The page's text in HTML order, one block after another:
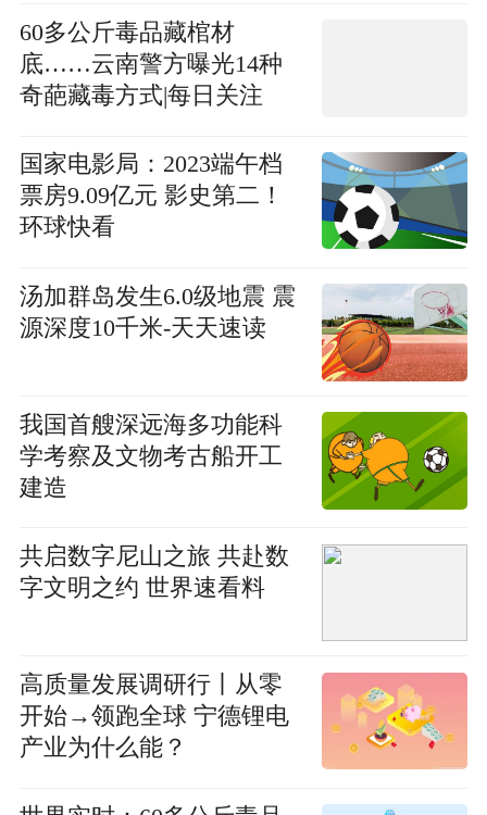
60多公斤毒品藏棺材
底……云南警方曝光14种
奇葩藏毒方式|每日关注
国家电影局：2023端午档
票房9.09亿元 影史第二！
环球快看
汤加群岛发生6.0级地震 震
源深度10千米-天天速读
我国首艘深远海多功能科
学考察及文物考古船开工
建造
共启数字尼山之旅 共赴数
字文明之约 世界速看料
高质量发展调研行丨从零
开始→领跑全球 宁德锂电
产业为什么能？